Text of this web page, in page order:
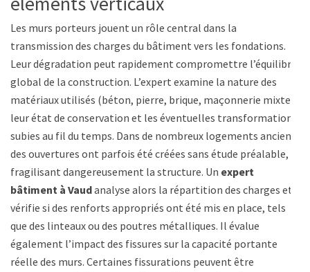
Les murs porteurs jouent un rôle central dans la
transmission des charges du bâtiment vers les fondations.
Leur dégradation peut rapidement compromettre l’équilibre
global de la construction. L’expert examine la nature des
matériaux utilisés (béton, pierre, brique, maçonnerie mixte),
leur état de conservation et les éventuelles transformations
subies au fil du temps. Dans de nombreux logements anciens,
des ouvertures ont parfois été créées sans étude préalable,
fragilisant dangereusement la structure. Un expert
bâtiment à Vaudanalyse alors la répartition des charges et
vérifie si des renforts appropriés ont été mis en place, tels
que des linteaux ou des poutres métalliques. Il évalue
également l’impact des fissures sur la capacité portante
réelle des murs. Certaines fissurations peuvent être